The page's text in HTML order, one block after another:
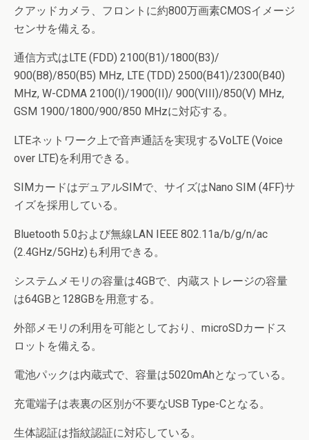
クアッドカメラ、フロントに約800万画素CMOSイメージ
センサを備える。
通信方式はLTE (FDD) 2100(B1)/1800(B3)/
900(B8)/850(B5) MHz, LTE (TDD) 2500(B41)/2300(B40)
MHz, W-CDMA 2100(I)/1900(II)/ 900(VIII)/850(V) MHz,
GSM 1900/1800/900/850 MHzに対応する。
LTEネットワーク上で音声通話を実現するVoLTE (Voice
over LTE)を利用できる。
SIMカードはデュアルSIMで、サイズはNano SIM (4FF)サ
イズを採用している。
Bluetooth 5.0および無線LAN IEEE 802.11a/b/g/n/ac
(2.4GHz/5GHz)も利用できる。
システムメモリの容量は4GBで、内蔵ストレージの容量
は64GBと128GBを用意する。
外部メモリの利用を可能としており、microSDカードス
ロットを備える。
電池パックは内蔵式で、容量は5020mAhとなっている。
充電端子は表裏の区別が不要なUSB Type-Cとなる。
生体認証は指紋認証に対応している。